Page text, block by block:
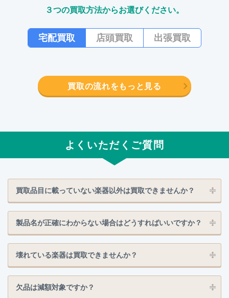
３つの買取方法からお選びください。
宅配買取 店頭買取 出張買取
買取の流れをもっと見る
よくいただくご質問
買取品目に載っていない楽器以外は買取できませんか？
製品名が正確にわからない場合はどうすればいいですか？
壊れている楽器は買取できませんか？
欠品は減額対象ですか？